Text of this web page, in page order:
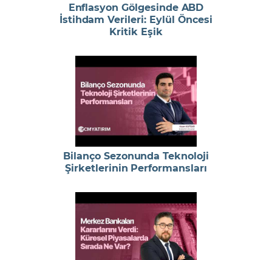
Enflasyon Gölgesinde ABD
İstihdam Verileri: Eylül Öncesi
Kritik Eşik
Bilanço Sezonunda Teknoloji
Şirketlerinin Performansları